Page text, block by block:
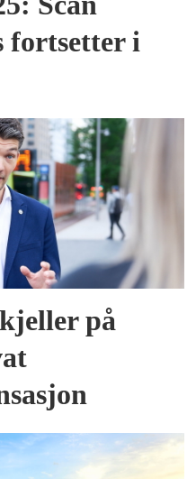
fortsetter i
på